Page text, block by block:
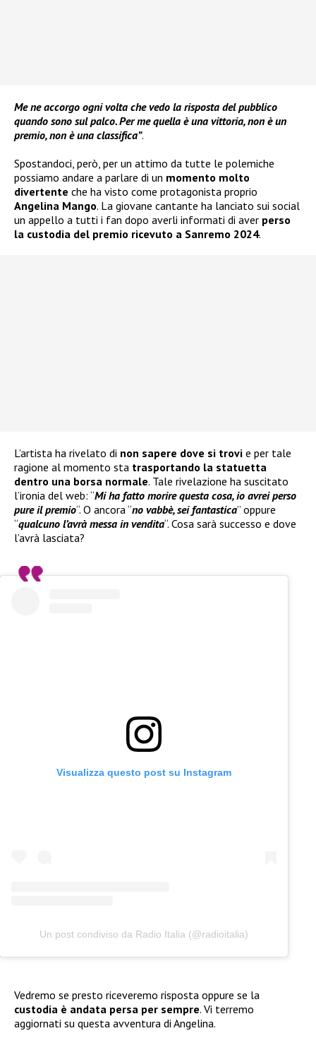
Me ne accorgo ogni volta che vedo la risposta del pubblico
quando sono sul palco. Per me quella è una vittoria, non è un
premio, non è una classifica”.
Spostandoci, però, per un attimo da tutte le polemiche
possiamo andare a parlare di un momento molto
divertente che ha visto come protagonista proprio
Angelina Mango. La giovane cantante ha lanciato sui social
un appello a tutti i fan dopo averli informati di aver perso
la custodia del premio ricevuto a Sanremo 2024.
L’artista ha rivelato di non sapere dove si trovi e per tale
ragione al momento sta trasportando la statuetta
dentro una borsa normale. Tale rivelazione ha suscitato
l’ironia del web: “Mi ha fatto morire questa cosa, io avrei perso
pure il premio“. O ancora “no vabbè, sei fantastica” oppure
“qualcuno l’avrà messa in vendita“. Cosa sarà successo e dove
l’avrà lasciata?
Visualizza questo post su Instagram
Un post condiviso da Radio Italia (@radioitalia)
Vedremo se presto riceveremo risposta oppure se la
custodia è andata persa per sempre. Vi terremo
aggiornati su questa avventura di Angelina.